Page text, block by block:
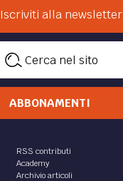
Iscriviti alla newsletter
Cerca nel sito
ABBONAMENTI
RSS contributi
Academy
Archivio articoli